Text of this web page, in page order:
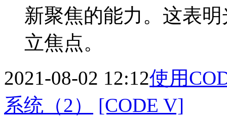
新聚焦的能力。这表
立焦点。
2021-08-02 12:12使用
系统（2）
[CODE V]